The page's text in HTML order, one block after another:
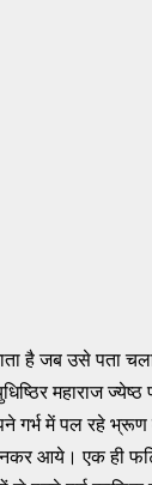
है जब उसे पता
महाराज
गर्भ में पल रहे
आये। एक ही